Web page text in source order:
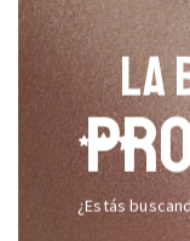
LA
¿Estás